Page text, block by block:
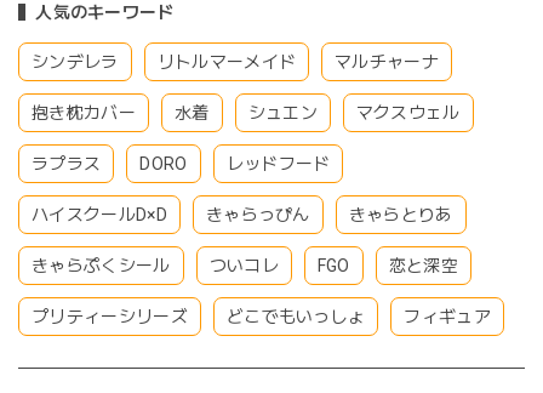
人気のキーワード
シンデレラ リトルマーメイド マルチャーナ
抱き枕カバー 水着 シュエン マクスウェル
ラプラス DORO レッドフード
ハイスクールD×D きゃらっぴん きゃらとりあ
きゃらぷくシール ついコレ FGO 恋と深空
プリティーシリーズ どこでもいっしょ フィギュア